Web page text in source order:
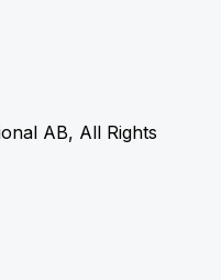
AB, All Rights